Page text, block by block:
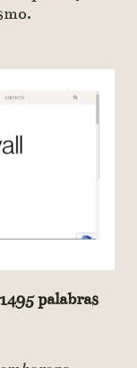
1495 palabras